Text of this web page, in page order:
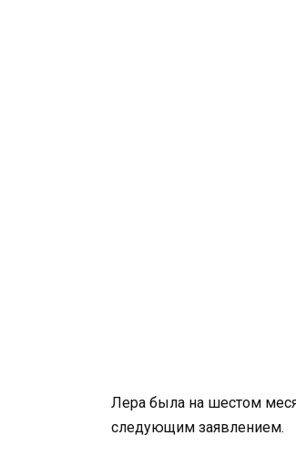
Лера была на шестом
следующим заявлением.